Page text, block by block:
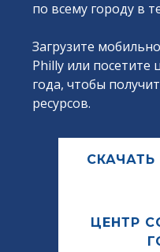
по всему городу в
Загрузите
Philly или посетите
года, чтобы
ресурсов.
ЦЕНТР